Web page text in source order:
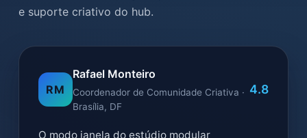
e suporte criativo do hub.
RM
Rafael Monteiro
Coordenador de Comunidade Criativa ·
Brasília, DF
4.8
O modo janela do estúdio modular